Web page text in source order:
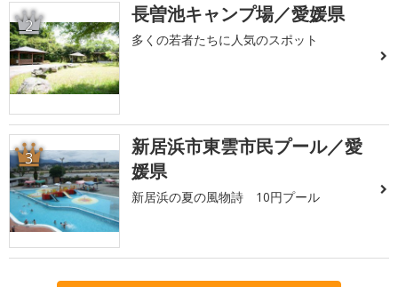
2 長曽池キャンプ場／愛媛県
多くの若者たちに人気のスポット
3
新居浜市東雲市民プール／愛
媛県
新居浜の夏の風物詩 10円プール